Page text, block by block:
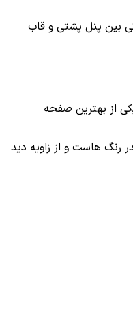
بین پنل پشتی و قاب
3720 کلاسیک یکی از بهترین صفحه
رنگ هاست و از زاویه دید